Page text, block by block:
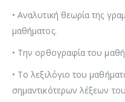
• Αναλυτική θεωρία της
μαθήματος.
• Την ορθογραφία του
• Το λεξιλόγιο του
σημαντικότερων λέξεων